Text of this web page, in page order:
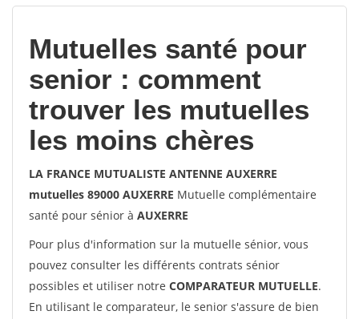
Mutuelles santé pour
senior : comment
trouver les mutuelles
les moins chères
LA FRANCE MUTUALISTE ANTENNE AUXERRE
mutuelles 89000 AUXERRE Mutuelle complémentaire
santé pour sénior à AUXERRE
Pour plus d'information sur la mutuelle sénior, vous
pouvez consulter les différents contrats sénior
possibles et utiliser notre COMPARATEUR MUTUELLE.
En utilisant le comparateur, le senior s'assure de bien